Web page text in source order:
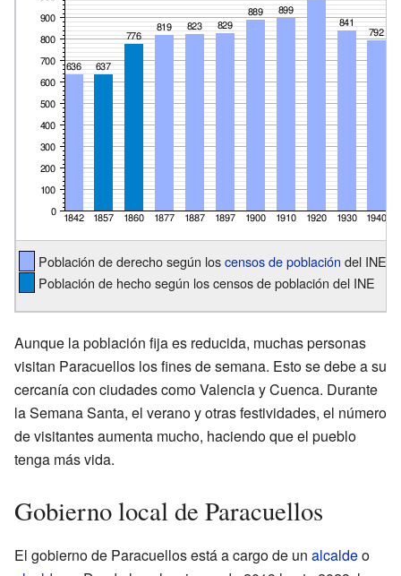
Población de derecho según loscensos de población del INE
Población de hecho según los censos de población del INE
Aunque la población fija es reducida, muchas personas
visitan Paracuellos los fines de semana. Esto se debe a su
cercanía con ciudades como Valencia y Cuenca. Durante
la Semana Santa, el verano y otras festividades, el número
de visitantes aumenta mucho, haciendo que el pueblo
tenga más vida.
Gobierno local de Paracuellos
El gobierno de Paracuellos está a cargo de un alcaldeo